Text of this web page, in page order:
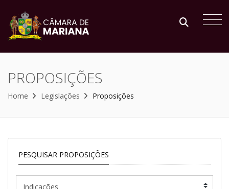
PROPOSIÇÕES
Home Legislações Proposições
PESQUISAR PROPOSIÇÕES